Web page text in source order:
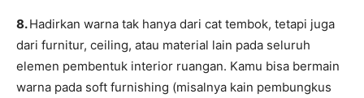
8.Hadirkan warna tak hanya dari cat tembok, tetapi juga
dari furnitur, ceiling, atau material lain pada seluruh
elemen pembentuk interior ruangan. Kamu bisa bermain
warna pada soft furnishing (misalnya kain pembungkus